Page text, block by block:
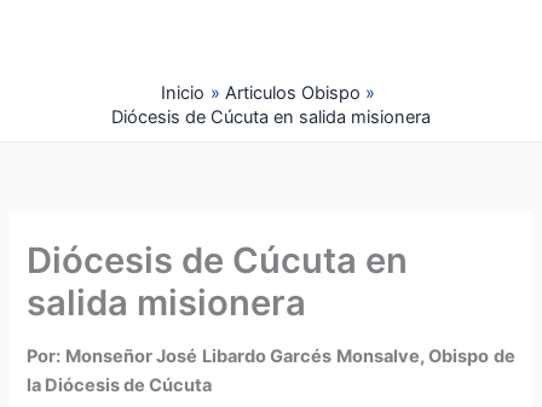
Inicio
Articulos Obispo
Diócesis de Cúcuta en salida misionera
Diócesis de Cúcuta en
salida misionera
Por: Monseñor José Libardo Garcés Monsalve, Obispo de
la Diócesis de Cúcuta